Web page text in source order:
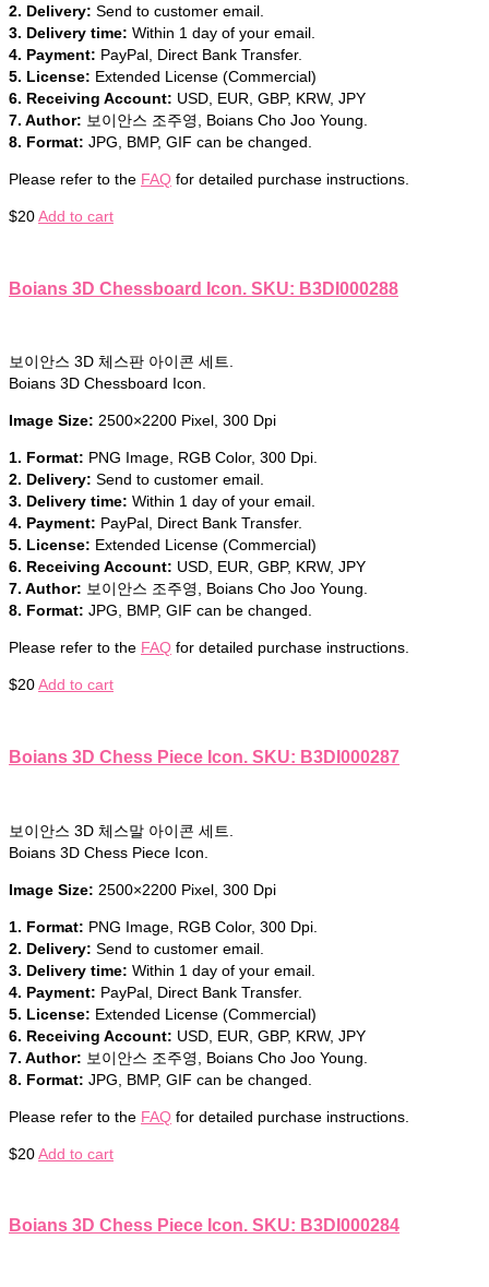
2. Delivery: Send to customer email.
3. Delivery time: Within 1 day of your email.
4. Payment: PayPal, Direct Bank Transfer.
5. License: Extended License (Commercial)
6. Receiving Account: USD, EUR, GBP, KRW, JPY
7. Author: 보이안스 조주영, Boians Cho Joo Young.
8. Format: JPG, BMP, GIF can be changed.
Please refer to the FAQ for detailed purchase instructions.
$20Add to cart
Boians 3D Chessboard Icon. SKU: B3DI000288
보이안스 3D 체스판 아이콘 세트.
Boians 3D Chessboard Icon.
Image Size: 2500×2200 Pixel, 300 Dpi
1. Format: PNG Image, RGB Color, 300 Dpi.
2. Delivery: Send to customer email.
3. Delivery time: Within 1 day of your email.
4. Payment: PayPal, Direct Bank Transfer.
5. License: Extended License (Commercial)
6. Receiving Account: USD, EUR, GBP, KRW, JPY
7. Author: 보이안스 조주영, Boians Cho Joo Young.
8. Format: JPG, BMP, GIF can be changed.
Please refer to the FAQ for detailed purchase instructions.
$20Add to cart
Boians 3D Chess Piece Icon. SKU: B3DI000287
보이안스 3D 체스말 아이콘 세트.
Boians 3D Chess Piece Icon.
Image Size: 2500×2200 Pixel, 300 Dpi
1. Format: PNG Image, RGB Color, 300 Dpi.
2. Delivery: Send to customer email.
3. Delivery time: Within 1 day of your email.
4. Payment: PayPal, Direct Bank Transfer.
5. License: Extended License (Commercial)
6. Receiving Account: USD, EUR, GBP, KRW, JPY
7. Author: 보이안스 조주영, Boians Cho Joo Young.
8. Format: JPG, BMP, GIF can be changed.
Please refer to the FAQ for detailed purchase instructions.
$20Add to cart
Boians 3D Chess Piece Icon. SKU: B3DI000284